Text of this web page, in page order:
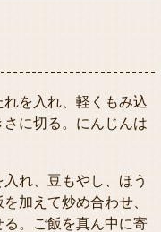
を入れ、軽くもみ込
に切る。にんじんは
れ、豆もやし、ほう
加えて炒め合わせ、
。ご飯を真ん中に寄